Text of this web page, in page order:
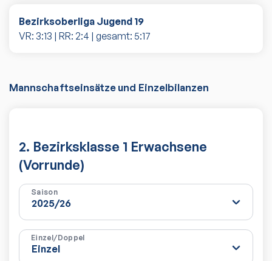
Bezirksoberliga Jugend 19
VR: 3:13 | RR: 2:4 | gesamt: 5:17
Mannschaftseinsätze und Einzelbilanzen
2. Bezirksklasse 1 Erwachsene
(Vorrunde)
Saison
Einzel/Doppel